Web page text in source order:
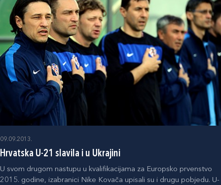
09.09.2013.
Hrvatska U-21 slavila i u Ukrajini
U svom drugom nastupu u kvalifikacijama za Europsko prvenstvo
2015. godine, izabranici Nike Kovača upisali su i drugu pobjedu. U-